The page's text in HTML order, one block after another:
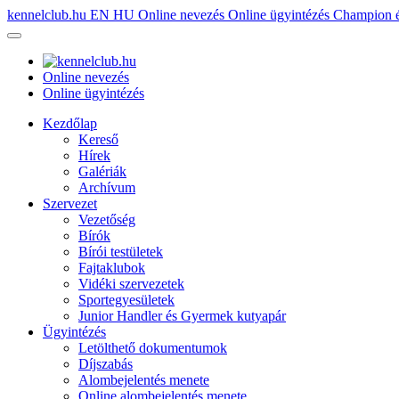
kennelclub.hu EN HU Online nevezés Online ügyintézés Champion
Online nevezés
Online ügyintézés
Kezdőlap
Kereső
Hírek
Galériák
Archívum
Szervezet
Vezetőség
Bírók
Bírói testületek
Fajtaklubok
Vidéki szervezetek
Sportegyesületek
Junior Handler és Gyermek kutyapár
Ügyintézés
Letölthető dokumentumok
Díjszabás
Alombejelentés menete
Online alombejelentés menete